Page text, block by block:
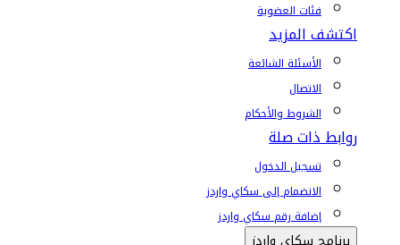
فئات العضوية
اكتشف المزيد
الأسئلة الشائعة
الاتصال
الشروط والأحكام
روابط ذات صلة
تسجيل الدخول
الانضمام إلى سكاي واردز
إضافة رقم سكاي واردز